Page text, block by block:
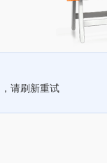
请刷新重试